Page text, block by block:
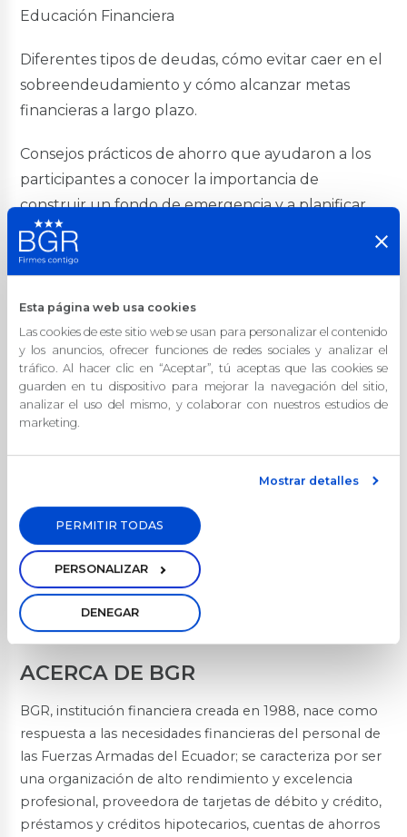
Esta página web usa cookies
Las cookies de este sitio web se usan para personalizar el contenido
y los anuncios, ofrecer funciones de redes sociales y analizar el
tráfico. Al hacer clic en “Aceptar”, tú aceptas que las cookies se
guarden en tu dispositivo para mejorar la navegación del sitio,
analizar el uso del mismo, y colaborar con nuestros estudios de
marketing.
Mostrar detalles
PERMITIR TODAS
PERSONALIZAR
DENEGAR
Inversiones Rentaplazos
BGR Rentaplazos
Invierte en Línea
Inversión Preferencial
Servicios
Transferencias
Pago de servicios
Oportuna Visa Debit
Pago DeUna
Tarjetas de Crédito
BGR Visa
Nuestras Tarjetas
Avance de Efectivo
Promociones
Noticias
Educación Financiera
Diferentes tipos de deudas, cómo evitar caer en el
sobreendeudamiento y cómo alcanzar metas
financieras a largo plazo.
Consejos prácticos de ahorro que ayudaron a los
participantes a conocer la importancia de
construir un fondo de emergencia y a planificar
sus gastos de manera más efectiva.
b) Género y Finanzas
En esta sesión se abordó las diferencias de género
en las percepciones y prácticas financieras, además
proporcionó estrategias específicas para superar
desafíos financieros que puedan enfrentar las
mujeres en el ámbito laboral y personal.
convencidos que este conocimiento recibido en
nuestros colaboradores se replicará en su círculo
familiar cercano, aportando a la prosperidad
económica de todos y cada uno de los que
formamos parte de BGR.
ACERCA DE BGR
BGR, institución financiera creada en 1988, nace como
respuesta a las necesidades financieras del personal de
las Fuerzas Armadas del Ecuador; se caracteriza por ser
una organización de alto rendimiento y excelencia
profesional, proveedora de tarjetas de débito y crédito,
préstamos y créditos hipotecarios, cuentas de ahorros